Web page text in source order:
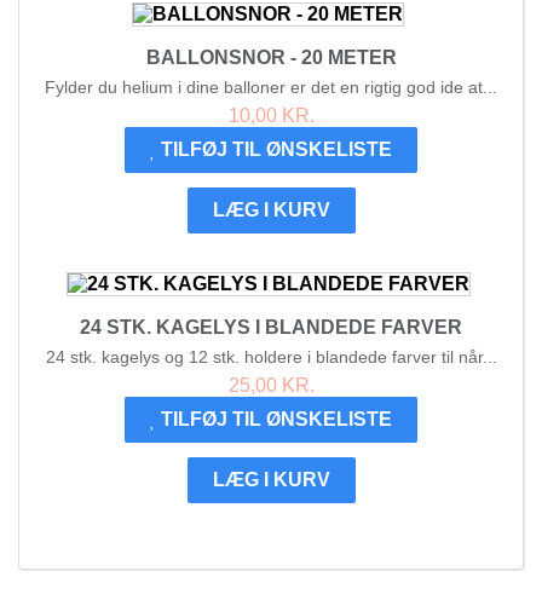
BALLONSNOR - 20 METER
Fylder du helium i dine balloner er det en rigtig god ide at...
10,00 KR.
TILFØJ TIL ØNSKELISTE
LÆG I KURV
24 STK. KAGELYS I BLANDEDE FARVER
24 stk. kagelys og 12 stk. holdere i blandede farver til når...
25,00 KR.
TILFØJ TIL ØNSKELISTE
LÆG I KURV